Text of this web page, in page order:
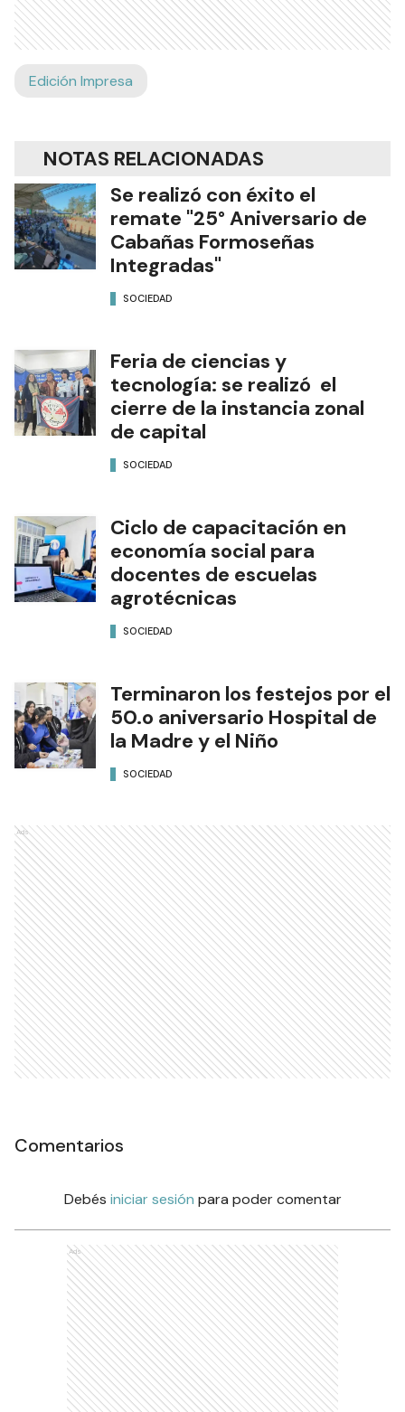
Edición Impresa
NOTAS RELACIONADAS
Se realizó con éxito el
remate "25° Aniversario de
Cabañas Formoseñas
Integradas"
SOCIEDAD
Feria de ciencias y
tecnología: se realizó el
cierre de la instancia zonal
de capital
SOCIEDAD
Ciclo de capacitación en
economía social para
docentes de escuelas
agrotécnicas
SOCIEDAD
Terminaron los festejos por el
50.o aniversario Hospital de
la Madre y el Niño
SOCIEDAD
Ads
Comentarios
Debés iniciar sesión para poder comentar
Ads